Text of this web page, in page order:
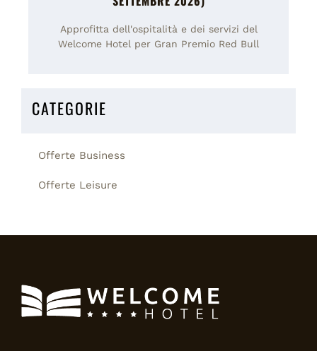
Approfitta dell'ospitalità e dei servizi del
Welcome Hotel per Gran Premio Red Bull
CATEGORIE
Offerte Business
Offerte Leisure